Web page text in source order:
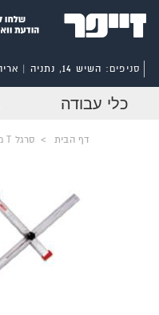
סניפים: השיש 14, נתניה | אריה רגב 17, נתניה
כלי עבודה
דף הבית > סרגל T מתקפל-אורך 120 ס"מ- טמבור